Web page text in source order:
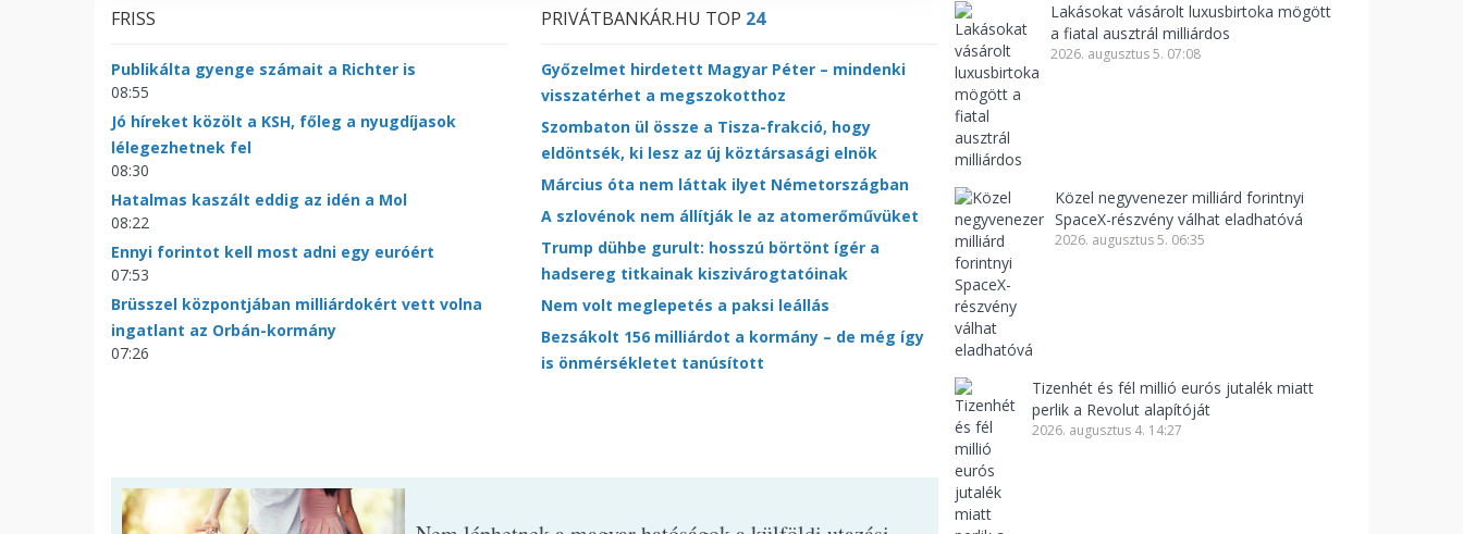
FRISS
Publikálta gyenge számait a Richter is
08:55
Jó híreket közölt a KSH, főleg a nyugdíjasok
lélegezhetnek fel
08:30
Hatalmas kaszált eddig az idén a Mol
08:22
Ennyi forintot kell most adni egy euróért
07:53
Brüsszel központjában milliárdokért vett volna
ingatlant az Orbán-kormány
07:26
PRIVÁTBANKÁR.HU TOP 24
Győzelmet hirdetett Magyar Péter – mindenki
visszatérhet a megszokotthoz
Szombaton ül össze a Tisza-frakció, hogy
eldöntsék, ki lesz az új köztársasági elnök
Március óta nem láttak ilyet Németországban
A szlovénok nem állítják le az atomerőművüket
Trump dühbe gurult: hosszú börtönt ígér a
hadsereg titkainak kiszivárogtatóinak
Nem volt meglepetés a paksi leállás
Bezsákolt 156 milliárdot a kormány – de még így
is önmérsékletet tanúsított
Lakásokat vásárolt luxusbirtoka mögött
a fiatal ausztrál milliárdos
2026. augusztus 5. 07:08
Közel negyvenezer milliárd forintnyi
SpaceX-részvény válhat eladhatóvá
2026. augusztus 5. 06:35
Tizenhét és fél millió eurós jutalék miatt
perlik a Revolut alapítóját
2026. augusztus 4. 14:27